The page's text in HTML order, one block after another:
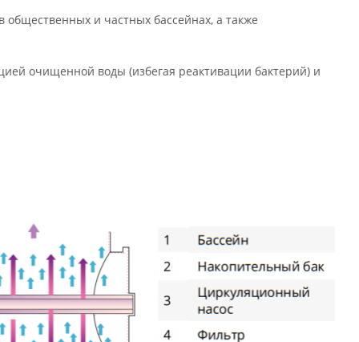
общественных и частных бассейнах, а также
очищенной воды (избегая реактивации бактерий) и